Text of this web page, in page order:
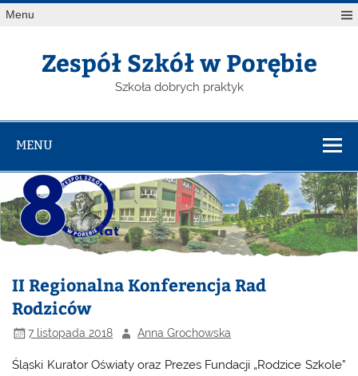
Menu
Zespół Szkół w Porębie
Szkoła dobrych praktyk
MENU
II Regionalna Konferencja Rad
Rodziców
7 listopada 2018 Anna Grochowska
Śląski Kurator Oświaty oraz Prezes Fundacji „Rodzice Szkole”